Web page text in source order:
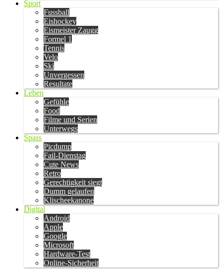
Sport
Fussball
Eishockey
Eismeister Zaugg
Formel 1
Tennis
Velo
Ski
Unvergessen
Resultate
Leben
Gefühle
Food
Filme und Serien
Unterwegs
Spass
Picdump
Fail-Dienstag
Cute News
Retro
Gerechtigkeit siegt
Dumm gelaufen
Klischeekanone
Digital
Android
Apple
Google
Microsoft
Hardware-Test
Online-Sicherheit